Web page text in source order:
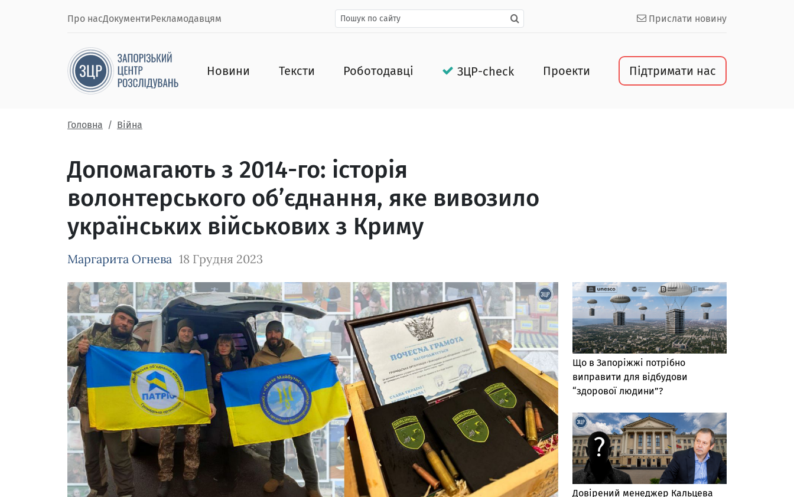
Про насДокументиРекламодавцям Прислати новину
Новини Тексти Роботодавці ЗЦР-check Проекти Підтримати нас
Головна Війна
Допомагають з 2014-го: історія
волонтерського об’єднання, яке вивозило
українських військових з Криму
Маргарита Огнева 18 Грудня 2023
Зображення завантажується
Що в Запоріжжі потрібно
виправити для відбудови
“здорової людини”?
Довірений менеджер Кальцева